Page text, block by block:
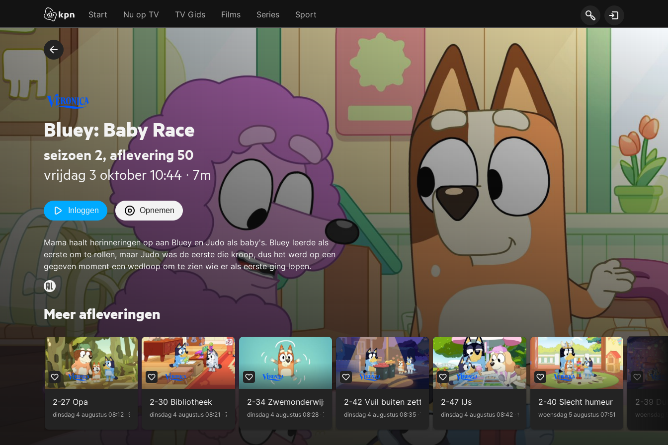
Start Nu op TV TV Gids Films Series Sport
Bluey: Baby Race
seizoen 2, aflevering 50
vrijdag 3 oktober 10:44 ‧ 7m
Inloggen Opnemen
Mama haalt herinneringen op aan Bluey en Judo als baby's. Bluey leerde als
eerste om te rollen, maar Judo was de eerste die kroop, dus het werd op een
gegeven moment een wedloop om te zien wie er als eerste ging lopen.
Meer afleveringen
2-27 Opa
dinsdag 4 augustus 08:12 ‧ 9m Kijk terug
2-30 Bibliotheek
dinsdag 4 augustus 08:21 ‧ 7m Kijk terug
2-34 Zwemonderwijs
dinsdag 4 augustus 08:28 ‧ 7m Kijk terug
2-42 Vuil buiten zetten
dinsdag 4 augustus 08:35 ‧ 7m Kijk terug
2-47 IJs
dinsdag 4 augustus 08:42 ‧ 9m Kijk terug
2-40 Slecht humeur
woensdag 5 augustus 07:51 ‧ 7m Kijk terug
2-39
woensdag